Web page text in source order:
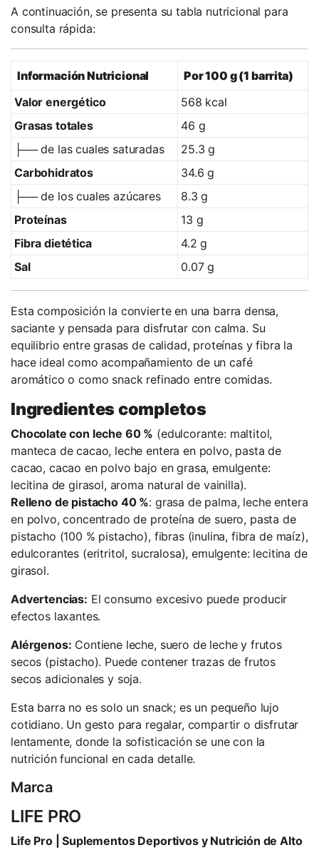
A continuación, se presenta su tabla nutricional para
consulta rápida:
Información Nutricional
Por 100 g (1 barrita)
Valor energético
568 kcal
Grasas totales
46 g
├── de las cuales saturadas
25.3 g
Carbohidratos
34.6 g
├── de los cuales azúcares
8.3 g
Proteínas
13 g
Fibra dietética
4.2 g
Sal
0.07 g
Esta composición la convierte en una barra densa,
saciante y pensada para disfrutar con calma. Su
equilibrio entre grasas de calidad, proteínas y fibra la
hace ideal como acompañamiento de un café
aromático o como snack refinado entre comidas.
Ingredientes completos
Chocolate con leche 60 % (edulcorante: maltitol,
manteca de cacao, leche entera en polvo, pasta de
cacao, cacao en polvo bajo en grasa, emulgente:
lecitina de girasol, aroma natural de vainilla).
Relleno de pistacho 40 %: grasa de palma, leche entera
en polvo, concentrado de proteína de suero, pasta de
pistacho (100 % pistacho), fibras (inulina, fibra de maíz),
edulcorantes (eritritol, sucralosa), emulgente: lecitina de
girasol.
Advertencias: El consumo excesivo puede producir
efectos laxantes.
Alérgenos: Contiene leche, suero de leche y frutos
secos (pistacho). Puede contener trazas de frutos
secos adicionales y soja.
Esta barra no es solo un snack; es un pequeño lujo
cotidiano. Un gesto para regalar, compartir o disfrutar
lentamente, donde la sofisticación se une con la
nutrición funcional en cada detalle.
Marca
LIFE PRO
Life Pro | Suplementos Deportivos y Nutrición de Alto